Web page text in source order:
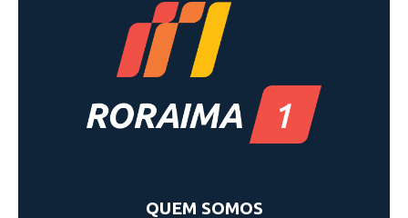
QUEM SOMOS